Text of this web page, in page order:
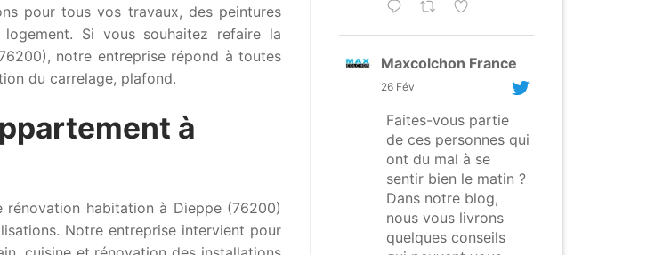
pour tous vos travaux, des peintures
Si vous souhaitez refaire la
notre entreprise répond à toutes
du carrelage, plafond.
à
habitation à Dieppe (76200)
Notre entreprise intervient pour
Maxcolchon France
26 Fév
Faites-vous partie
de ces personnes qui
ont du mal à se
sentir bien le matin ?
Dans notre blog,
nous vous livrons
quelques conseils